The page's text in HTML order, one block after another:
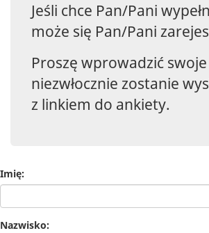
Jeśli chce Pan/Pani
może się Pan/Pani
Proszę wprowadzić
niezwłocznie zostanie
z linkiem do ankiety.
Imię:
Nazwisko: